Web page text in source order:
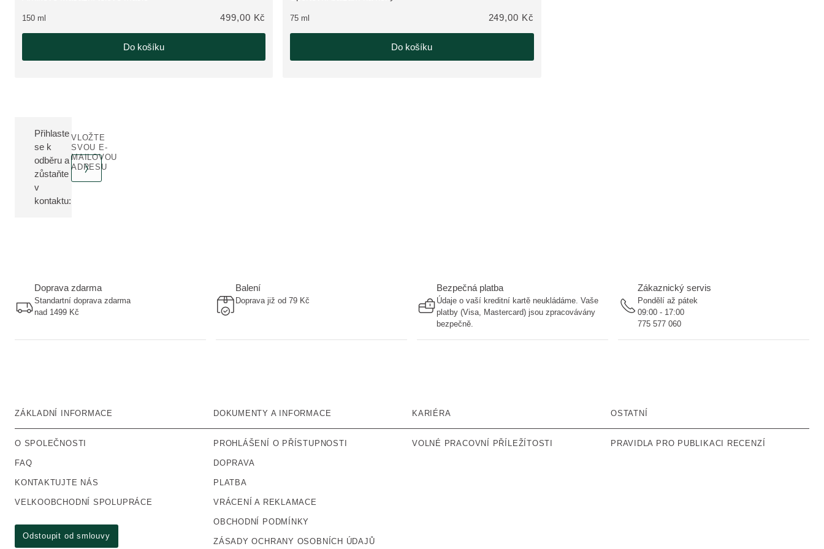
150 ml 499,00 Kč
Do košíku
75 ml 249,00 Kč
Do košíku
Přihlaste
se k
odběru a
zůstaňte
v
kontaktu:
VLOŽTE
SVOU E-
MAILOVOU
ADRESU
Doprava zdarma
Standartní doprava zdarma
nad 1499 Kč
Balení
Doprava již od 79 Kč
Bezpečná platba
Údaje o vaší kreditní kartě neukládáme. Vaše
platby (Visa, Mastercard) jsou zpracovávány
bezpečně.
Zákaznický servis
Pondělí až pátek
09:00 - 17:00
775 577 060
ZÁKLADNÍ INFORMACE
O SPOLEČNOSTI
FAQ
KONTAKTUJTE NÁS
VELKOOBCHODNÍ SPOLUPRÁCE
Odstoupit od smlouvy
DOKUMENTY A INFORMACE
PROHLÁŠENÍ O PŘÍSTUPNOSTI
DOPRAVA
PLATBA
VRÁCENÍ A REKLAMACE
OBCHODNÍ PODMÍNKY
ZÁSADY OCHRANY OSOBNÍCH ÚDAJŮ
KARIÉRA
VOLNÉ PRACOVNÍ PŘÍLEŽÍTOSTI
OSTATNÍ
PRAVIDLA PRO PUBLIKACI RECENZÍ